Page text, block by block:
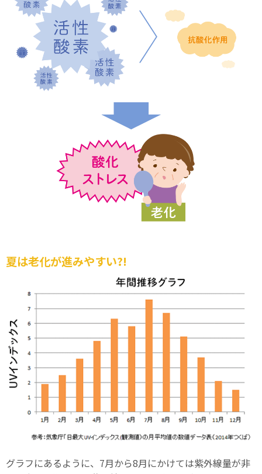
夏は老化が進みやすい?!
グラフにあるように、7月から8月にかけては紫外線量が非